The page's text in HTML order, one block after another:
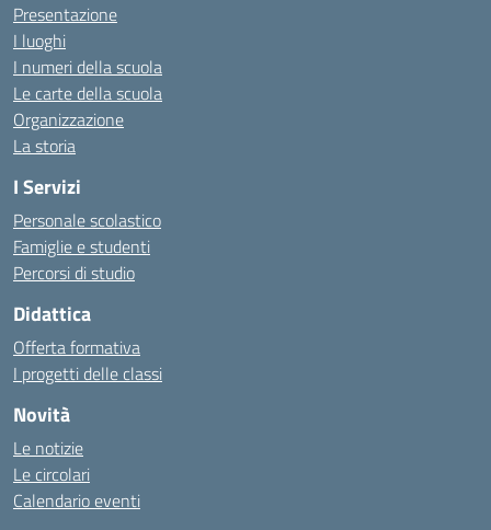
Presentazione
I luoghi
I numeri della scuola
Le carte della scuola
Organizzazione
La storia
I Servizi
Personale scolastico
Famiglie e studenti
Percorsi di studio
Didattica
Offerta formativa
I progetti delle classi
Novità
Le notizie
Le circolari
Calendario eventi